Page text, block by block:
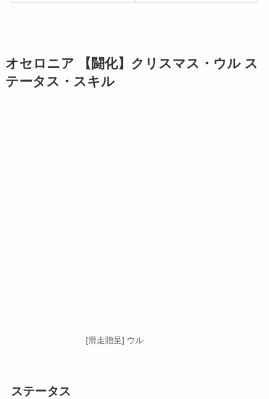
オセロニア 【闘化】クリスマス・ウル ス
テータス・スキル
[滑走贈呈] ウル
ステータス